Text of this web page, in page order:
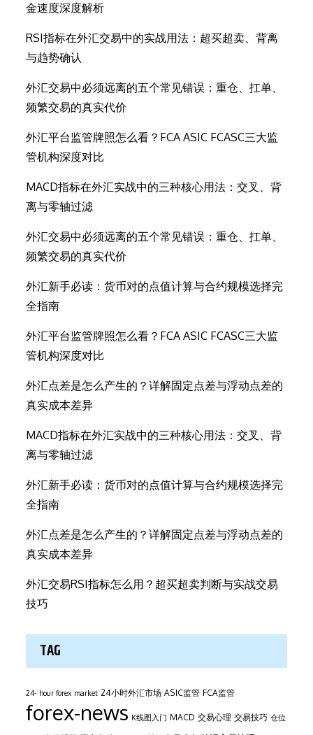
金速度深度解析
RSI指标在外汇交易中的实战用法：超买超卖、背离
与趋势确认
外汇交易中必须远离的五个常见错误：重仓、扛单、
频繁交易的真实代价
外汇平台监管牌照怎么看？FCA ASIC FCASC三大监
管机构深度对比
MACD指标在外汇实战中的三种核心用法：交叉、背
离与零轴过滤
外汇交易中必须远离的五个常见错误：重仓、扛单、
频繁交易的真实代价
外汇新手必读：货币对的点值计算与合约规模选择完
全指南
外汇平台监管牌照怎么看？FCA ASIC FCASC三大监
管机构深度对比
外汇点差是怎么产生的？详解固定点差与浮动点差的
真实成本差异
MACD指标在外汇实战中的三种核心用法：交叉、背
离与零轴过滤
外汇新手必读：货币对的点值计算与合约规模选择完
全指南
外汇点差是怎么产生的？详解固定点差与浮动点差的
真实成本差异
外汇交易RSI指标怎么用？超买超卖判断与实战交易
技巧
TAG
24- hour forex market 24小时外汇市场 ASIC监管 FCA监管
forex-news K线图入门 MACD 交易心理 交易技巧 仓位